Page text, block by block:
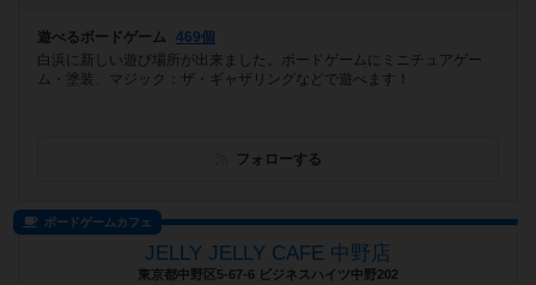
遊べるボードゲーム
469個
白浜に新しい遊び場所が出来ました。ボードゲームにミニチュアゲー
ム・塗装、マジック：ザ・ギャザリングなどで遊べます！
フォローする
ボードゲームカフェ
JELLY JELLY CAFE 中野店
東京都中野区5-67-6 ビジネスハイツ中野202